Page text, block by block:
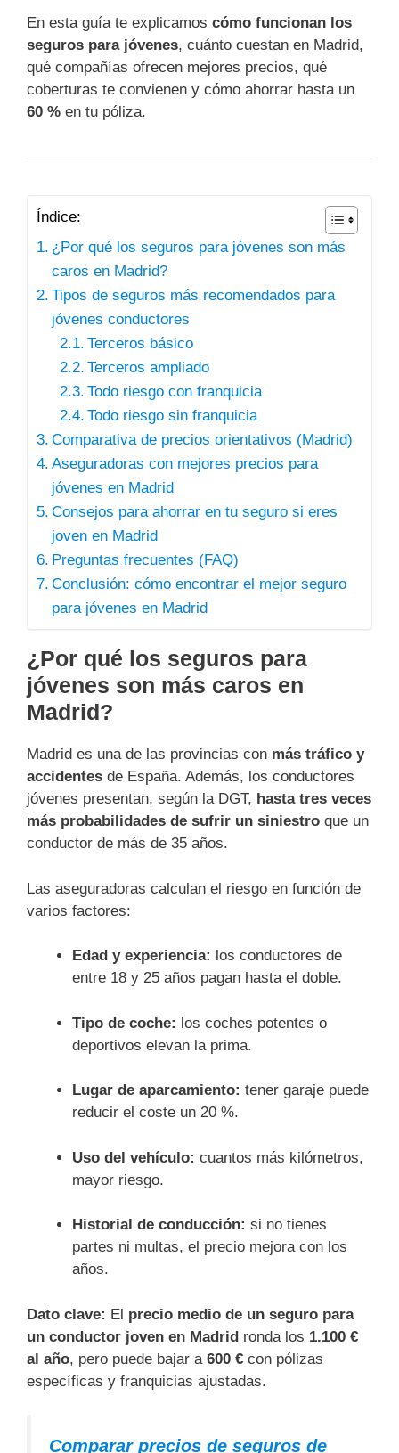
En esta guía te explicamos cómo funcionan los
seguros para jóvenes, cuánto cuestan en Madrid,
qué compañías ofrecen mejores precios, qué
coberturas te convienen y cómo ahorrar hasta un
60 % en tu póliza.
Índice:
¿Por qué los seguros para jóvenes son más
caros en Madrid?
Tipos de seguros más recomendados para
jóvenes conductores
Terceros básico
Terceros ampliado
Todo riesgo con franquicia
Todo riesgo sin franquicia
Comparativa de precios orientativos (Madrid)
Aseguradoras con mejores precios para
jóvenes en Madrid
Consejos para ahorrar en tu seguro si eres
joven en Madrid
Preguntas frecuentes (FAQ)
Conclusión: cómo encontrar el mejor seguro
para jóvenes en Madrid
¿Por qué los seguros para
jóvenes son más caros en
Madrid?
Madrid es una de las provincias con más tráfico y
accidentes de España. Además, los conductores
jóvenes presentan, según la DGT, hasta tres veces
más probabilidades de sufrir un siniestro que un
conductor de más de 35 años.
Las aseguradoras calculan el riesgo en función de
varios factores:
Edad y experiencia: los conductores de
entre 18 y 25 años pagan hasta el doble.
Tipo de coche: los coches potentes o
deportivos elevan la prima.
Lugar de aparcamiento: tener garaje puede
reducir el coste un 20 %.
Uso del vehículo: cuantos más kilómetros,
mayor riesgo.
Historial de conducción: si no tienes
partes ni multas, el precio mejora con los
años.
Dato clave: El precio medio de un seguro para
un conductor joven en Madrid ronda los 1.100 €
al año, pero puede bajar a 600 € con pólizas
específicas y franquicias ajustadas.
Comparar precios de seguros de